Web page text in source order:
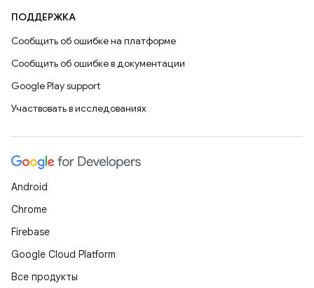
ПОДДЕРЖКА
Сообщить об ошибке на платформе
Сообщить об ошибке в документации
Google Play support
Участвовать в исследованиях
Android
Chrome
Firebase
Google Cloud Platform
Все продукты